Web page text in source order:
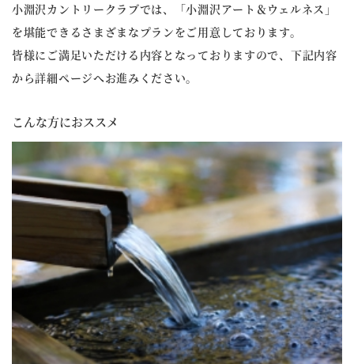
小淵沢カントリークラブでは、「小淵沢アート＆ウェルネス」
を堪能できるさまざまなプランをご用意しております。
皆様にご満足いただける内容となっておりますので、下記内容
から詳細ページへお進みください。
こんな方におススメ